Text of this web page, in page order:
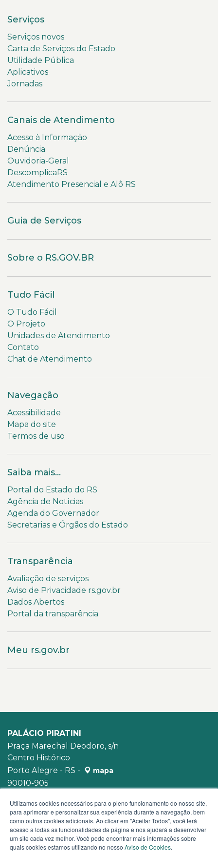
Serviços
Serviços novos
Carta de Serviços do Estado
Utilidade Pública
Aplicativos
Jornadas
Canais de Atendimento
Acesso à Informação
Denúncia
Ouvidoria-Geral
DescomplicaRS
Atendimento Presencial e Alô RS
Guia de Serviços
Sobre o RS.GOV.BR
Tudo Fácil
O Tudo Fácil
O Projeto
Unidades de Atendimento
Contato
Chat de Atendimento
Navegação
Acessibilidade
Mapa do site
Termos de uso
Saiba mais...
Portal do Estado do RS
Agência de Notícias
Agenda do Governador
Secretarias e Órgãos do Estado
Transparência
Avaliação de serviços
Aviso de Privacidade rs.gov.br
Dados Abertos
Portal da transparência
Meu rs.gov.br
PALÁCIO PIRATINI
Praça Marechal Deodoro, s/n
Centro Histórico
Porto Alegre - RS -
mapa
90010-905
Utilizamos cookies necessários para o pleno funcionamento do nosso site,
para aprimorar e personalizar sua experiência durante a navegação, bem
como outros cookies adicionais. Ao clicar em "Aceitar Todos", você terá
acesso a todas as funcionalidades da página e nos ajudará a desenvolver
um site cada vez melhor. Você pode encontrar mais informações sobre
quais cookies estamos utilizando no nosso Aviso de Cookies.